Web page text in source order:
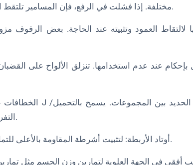
مختلفة. إذا فشلت في الرفع، فإن المسامير تلتقط الحديد لمنع الإصابة.
التفريغ السريع والسهل.
- أوتاد الأربطة: لتثبيت أشرطة المقاومة بالأعلى للتمارين ذات الأربطة.